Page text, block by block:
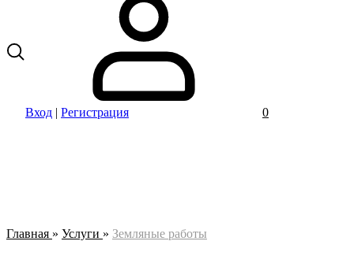
Вход | Регистрация 0
Главная » Услуги » Земляные работы